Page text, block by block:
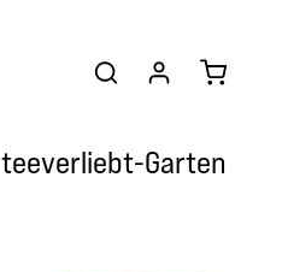
teeverliebt-Garten